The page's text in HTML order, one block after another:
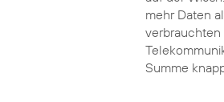
mehr Daten
verbrauchten
Summe